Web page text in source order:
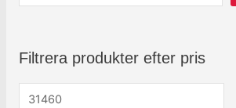
Filtrera produkter efter pris